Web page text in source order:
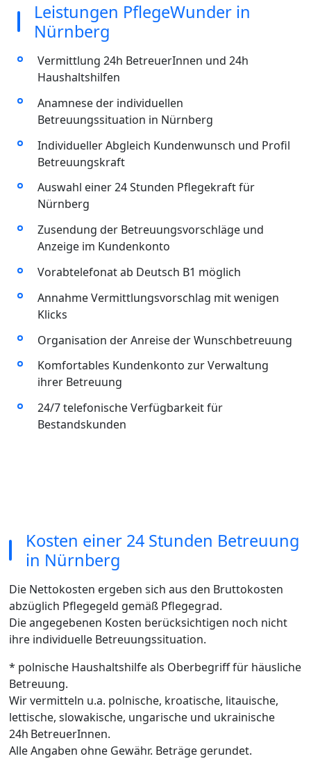
Leistungen PflegeWunder in
Nürnberg
Vermittlung 24h BetreuerInnen und 24h
Haushaltshilfen
Anamnese der individuellen
Betreuungssituation in Nürnberg
Individueller Abgleich Kundenwunsch und Profil
Betreuungskraft
Auswahl einer 24 Stunden Pflegekraft für
Nürnberg
Zusendung der Betreuungsvorschläge und
Anzeige im Kundenkonto
Vorabtelefonat ab Deutsch B1 möglich
Annahme Vermittlungsvorschlag mit wenigen
Klicks
Organisation der Anreise der Wunschbetreuung
Komfortables Kundenkonto zur Verwaltung
ihrer Betreuung
24/7 telefonische Verfügbarkeit für
Bestandskunden
Kosten einer 24 Stunden Betreuung
in Nürnberg
Die Nettokosten ergeben sich aus den Bruttokosten
abzüglich Pflegegeld gemäß Pflegegrad.
Die angegebenen Kosten berücksichtigen noch nicht
ihre individuelle Betreuungssituation.
* polnische Haushaltshilfe als Oberbegriff für häusliche
Betreuung.
Wir vermitteln u.a. polnische, kroatische, litauische,
lettische, slowakische, ungarische und ukrainische
24h BetreuerInnen.
Alle Angaben ohne Gewähr. Beträge gerundet.